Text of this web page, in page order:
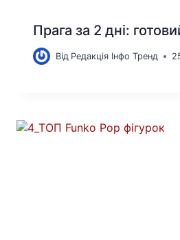
Прага за 2 дні:
Від Редакція Інфо Тренд